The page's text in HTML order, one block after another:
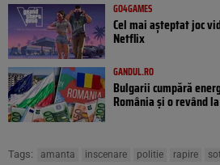
GO4GAMES
Cel mai așteptat joc
Netflix
GANDUL.RO
Bulgarii cumpără
România și o revând
Tags: amanta inscenare politie rapire